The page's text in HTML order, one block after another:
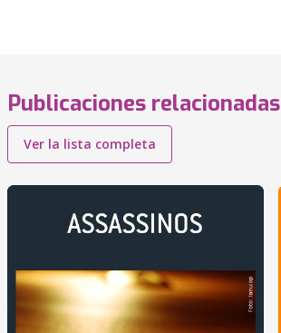
Publicaciones relacionadas
Ver la lista completa